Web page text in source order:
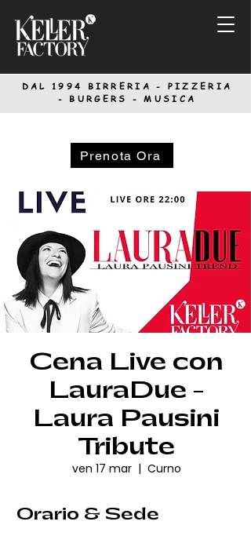
DAL 1994 BIRRERIA - PIZZERIA
- BURGERS - MUSICA
Prenota Ora
Cena Live con
LauraDue -
Laura Pausini
Tribute
ven 17 mar
  |
Curno
Orario & Sede